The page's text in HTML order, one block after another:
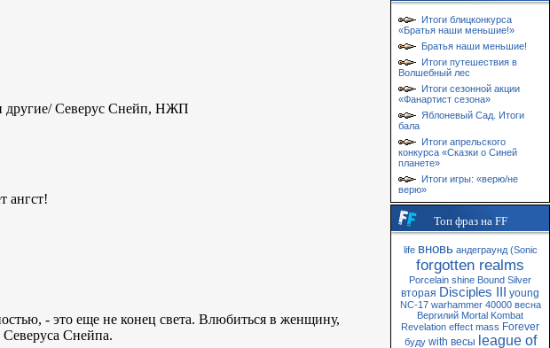
Северус Снейп, НЖП
ангст!
- это еще не конец света. Влюбиться в женщину,
Снейпа.
Итоги блицконкурса
«Братья наши меньшие!»
Братья наши меньшие!
Итоги путешествия в
Волшебный лес
Итоги сезонной акции
«Фанартист сезона»
Яблоневый Сад. Итоги
бала
Итоги апрельского
конкурса «Сказки о Синей
планете»
Итоги игры: «верю/не
верю»
Топ фраз на FF
life вновь андеграунд (Sonic
forgotten realms
Porcelain shine Bound Silver
вторая Disciples III young
NC-17 warhammer 40000 весна
Вергилий Mortal Kombat
Revelation effect mass Forever
буду with весы league of